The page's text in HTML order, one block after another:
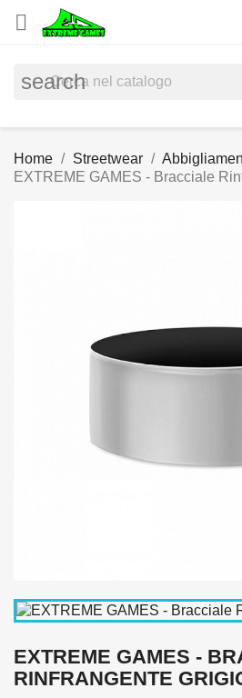

search
Home Streetwear
EXTREME GAMES - Bracciale
EXTREME GAMES -
RINFRANGENTE